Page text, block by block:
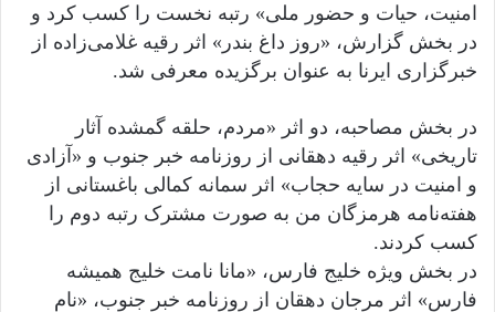
امنیت، حیات و حضور ملی» رتبه نخست را کسب کرد و
در بخش گزارش، «روز داغ بندر» اثر رقیه غلامی‌زاده از
خبرگزاری ایرنا به عنوان برگزیده معرفی شد.
در بخش مصاحبه، دو اثر «مردم، حلقه گمشده آثار
تاریخی» اثر رقیه دهقانی از روزنامه خبر جنوب و «آزادی
و امنیت در سایه حجاب» اثر سمانه کمالی باغستانی از
هفته‌نامه هرمزگان من به صورت مشترک رتبه دوم را
کسب کردند.
در بخش ویژه خلیج فارس، «مانا نامت خلیج همیشه
فارس» اثر مرجان دهقان از روزنامه خبر جنوب، «نام